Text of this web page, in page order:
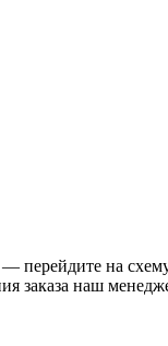
— перейдите на
заказа наш